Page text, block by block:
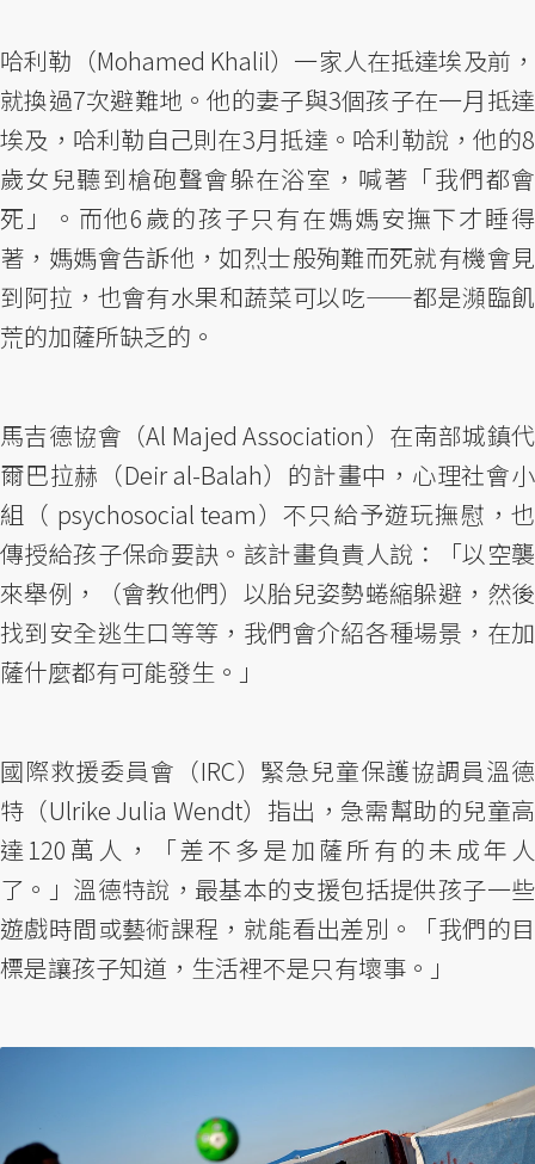
哈利勒（Mohamed Khalil）一家人在抵達埃及前，
就換過7次避難地。他的妻子與3個孩子在一月抵達
埃及，哈利勒自己則在3月抵達。哈利勒說，他的8
歲女兒聽到槍砲聲會躲在浴室，喊著「我們都會
死」。而他6歲的孩子只有在媽媽安撫下才睡得
著，媽媽會告訴他，如烈士般殉難而死就有機會見
到阿拉，也會有水果和蔬菜可以吃——都是瀕臨飢
荒的加薩所缺乏的。
馬吉德協會（Al Majed Association）在南部城鎮代
爾巴拉赫（Deir al-Balah）的計畫中，心理社會小
組（ psychosocial team）不只給予遊玩撫慰，也
傳授給孩子保命要訣。該計畫負責人說：「以空襲
來舉例，（會教他們）以胎兒姿勢蜷縮躲避，然後
找到安全逃生口等等，我們會介紹各種場景，在加
薩什麼都有可能發生。」
國際救援委員會（IRC）緊急兒童保護協調員溫德
特（Ulrike Julia Wendt）指出，急需幫助的兒童高
達120萬人，「差不多是加薩所有的未成年人
了。」溫德特說，最基本的支援包括提供孩子一些
遊戲時間或藝術課程，就能看出差別。「我們的目
標是讓孩子知道，生活裡不是只有壞事。」